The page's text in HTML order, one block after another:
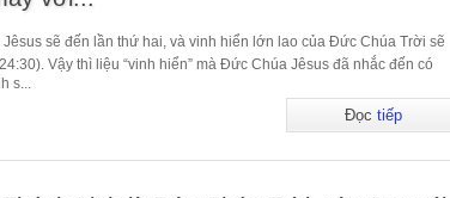
sẽ đến lần thứ hai, và vinh hiển lớn lao của Đức Chúa Trời sẽ
Vậy thì liệu “vinh hiển” mà Đức Chúa Jêsus đã nhắc đến có
s...
Đọc tiếp